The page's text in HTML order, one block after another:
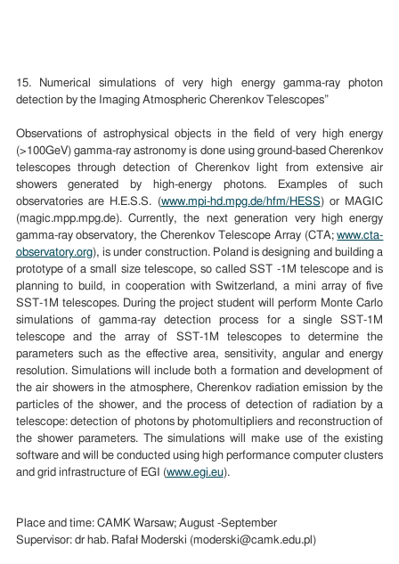
15. Numerical simulations of very high energy gamma-ray photon
detection by the Imaging Atmospheric Cherenkov Telescopes”
Observations of astrophysical objects in the field of very high energy
(>100GeV) gamma-ray astronomy is done using ground-based Cherenkov
telescopes through detection of Cherenkov light from extensive air
showers generated by high-energy photons. Examples of such
observatories are H.E.S.S. (www.mpi-hd.mpg.de/hfm/HESS) or MAGIC
(magic.mpp.mpg.de). Currently, the next generation very high energy
gamma-ray observatory, the Cherenkov Telescope Array (CTA;www.cta-
observatory.org), is under construction. Poland is designing and building a
prototype of a small size telescope, so called SST -1M telescope and is
planning to build, in cooperation with Switzerland, a mini array of five
SST-1M telescopes. During the project student will perform Monte Carlo
simulations of gamma-ray detection process for a single SST-1M
telescope and the array of SST-1M telescopes to determine the
parameters such as the effective area, sensitivity, angular and energy
resolution. Simulations will include both a formation and development of
the air showers in the atmosphere, Cherenkov radiation emission by the
particles of the shower, and the process of detection of radiation by a
telescope: detection of photons by photomultipliers and reconstruction of
the shower parameters. The simulations will make use of the existing
software and will be conducted using high performance computer clusters
and grid infrastructure of EGI (www.egi.eu).
Place and time: CAMK Warsaw; August -September
Supervisor: dr hab. Rafał Moderski (moderski@camk.edu.pl)